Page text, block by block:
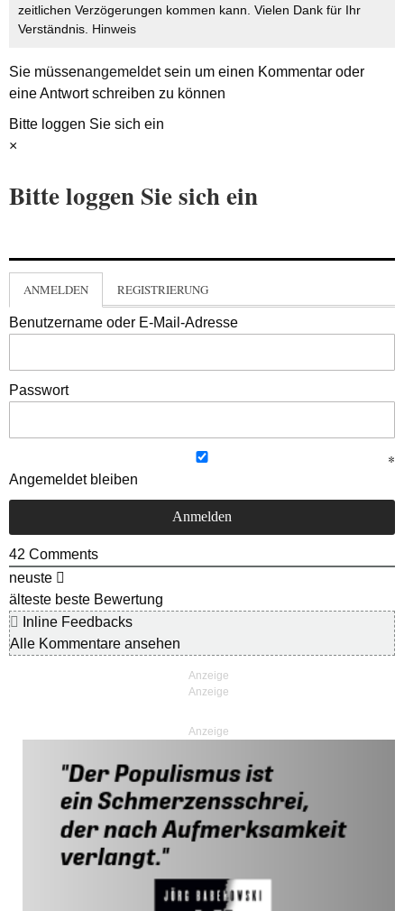
zeitlichen Verzögerungen kommen kann. Vielen Dank für Ihr
Verständnis. Hinweis
Sie müssenangemeldetsein um einen Kommentar oder
eine Antwort schreiben zu können
Bitte loggen Sie sich ein
×
Bitte loggen Sie sich ein
ANMELDEN REGISTRIERUNG
Benutzername oder E-Mail-Adresse
Passwort
Angemeldet bleiben
42 Comments
neuste
älteste beste Bewertung
Inline Feedbacks
Alle Kommentare ansehen
Anzeige